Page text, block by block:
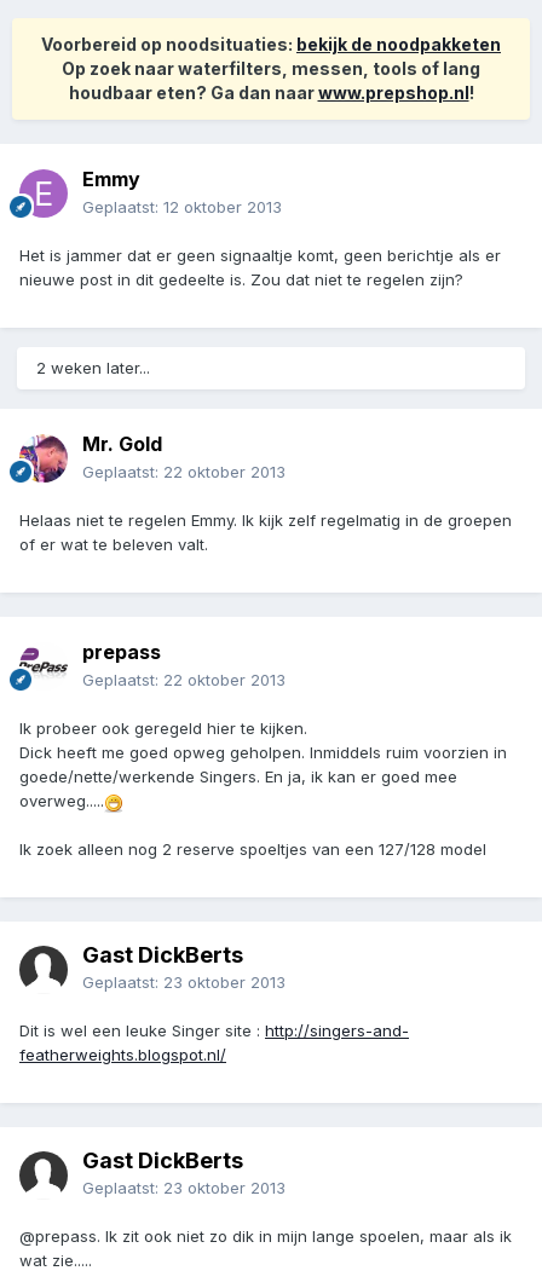
Voorbereid op noodsituaties: bekijk de noodpakketen
Op zoek naar waterfilters, messen, tools of lang
houdbaar eten? Ga dan naarwww.prepshop.nl!
Emmy
Geplaatst: 12 oktober 2013
Het is jammer dat er geen signaaltje komt, geen berichtje als er
nieuwe post in dit gedeelte is. Zou dat niet te regelen zijn?
2 weken later...
Mr. Gold
Geplaatst: 22 oktober 2013
Helaas niet te regelen Emmy. Ik kijk zelf regelmatig in de groepen
of er wat te beleven valt.
prepass
Geplaatst: 22 oktober 2013
Ik probeer ook geregeld hier te kijken.
Dick heeft me goed opweg geholpen. Inmiddels ruim voorzien in
goede/nette/werkende Singers. En ja, ik kan er goed mee
overweg.....
Ik zoek alleen nog 2 reserve spoeltjes van een 127/128 model
Gast DickBerts
Geplaatst: 23 oktober 2013
Dit is wel een leuke Singer site : http://singers-and-
featherweights.blogspot.nl/
Gast DickBerts
Geplaatst: 23 oktober 2013
@prepass. Ik zit ook niet zo dik in mijn lange spoelen, maar als ik
wat zie.....